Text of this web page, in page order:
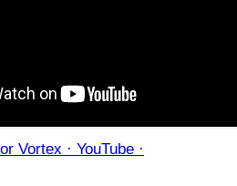
Vortex · YouTube ·